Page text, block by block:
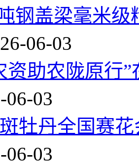
钢盖梁毫米
06-03
资助农陇原行
06-03
牡丹全国赛
06-03